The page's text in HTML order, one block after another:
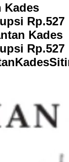
Kades
Rp.527
Kades
Rp.527
anKadesSiti